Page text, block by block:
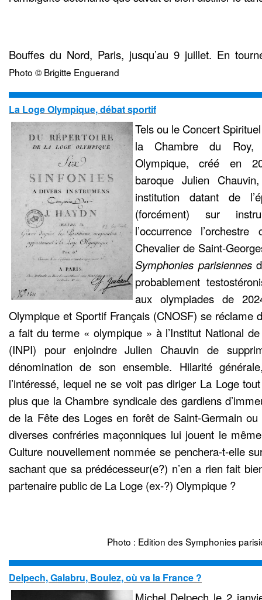
Bouffes du Nord, Paris, jusqu’au 9 juillet. En
Photo © Brigitte Enguerand
La Loge Olympique, débat sportif
Tels ou le Concert
la Chambre du Roy,
Olympique, créé en
baroque Julien
institution datant de
(forcément) sur
l’occurrence
Chevalier de Saint-
Symphonies parisiennes
probablement
aux olympiades de
Olympique et Sportif Français (CNOSF) se réclame
a fait du terme « olympique » à l’Institut National
(INPI) pour enjoindre Julien Chauvin de
dénomination de son ensemble. Hilarité
l’intéressé, lequel ne se voit pas diriger La Loge
plus que la Chambre syndicale des gardiens
de la Fête des Loges en forêt de Saint-Germain
diverses confréries maçonniques lui jouent le
Culture nouvellement nommée se penchera-t-elle
sachant que sa prédécesseur(e?) n’en a rien fait
partenaire public de La Loge (ex-?) Olympique ?
Photo : Edition des Symphonies
Delpech, Galabru, Boulez, où va la France ?